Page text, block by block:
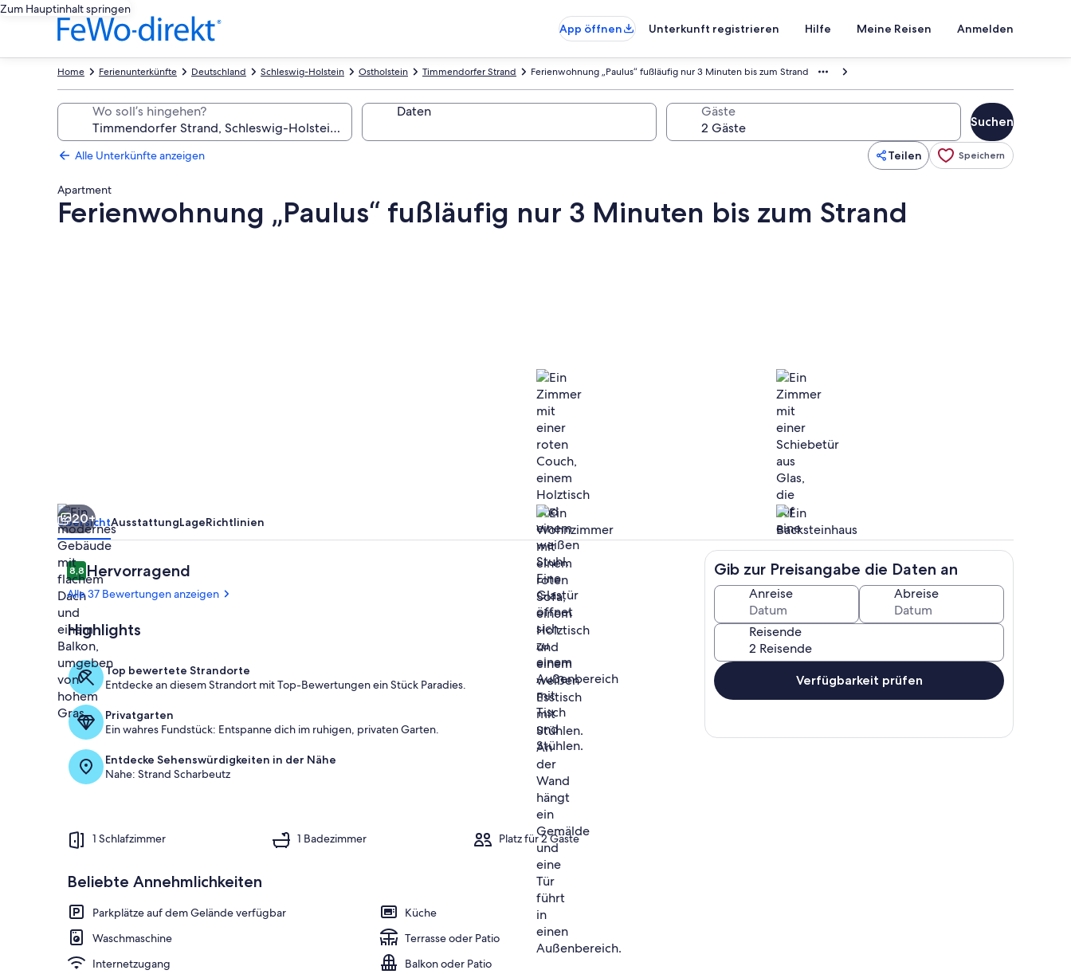
Zum Hauptinhalt springen
App öffnen
Unterkunft registrieren Hilfe Meine Reisen Anmelden
Ferienwohnung „Paulus“ fußläufig nur 3 Minuten bis zum Strand
Timmendorfer Strand
Ostholstein
Schleswig-Holstein
Deutschland
Ferienunterkünfte
Home
Wo soll’s hingehen? Daten Gäste
Suchen
Alle Unterkünfte anzeigen Teilen Speichern
Apartment
Ferienwohnung „Paulus“ fußläufig nur 3 Minuten bis zum Strand
Ausblick vom Wohn- Essbereich auf die schöne und großeTerrasse
schönes und bequemes Sofa für gemütliche StundenWohnungseingang
20+
ÜbersichtAusstattungLageRichtlinien
Bewertungen
8,88,8 von 10.
Hervorragend
Alle 37 Bewertungen anzeigen
Highlights
Top bewertete Strandorte
Entdecke an diesem Strandort mit Top-Bewertungen ein Stück Paradies.
Privatgarten
Ein wahres Fundstück: Entspanne dich im ruhigen, privaten Garten.
Entdecke Sehenswürdigkeiten in der Nähe
Nahe: Strand Scharbeutz
1 Schlafzimmer 1 Badezimmer Platz für 2 Gäste
Beliebte Annehmlichkeiten
Parkplätze auf dem Gelände verfügbar
Küche
Waschmaschine
Terrasse oder Patio
Internetzugang
Balkon oder Patio
Gib zur Preisangabe die Daten an
Anreise Abreise
Reisende
Verfügbarkeit prüfen